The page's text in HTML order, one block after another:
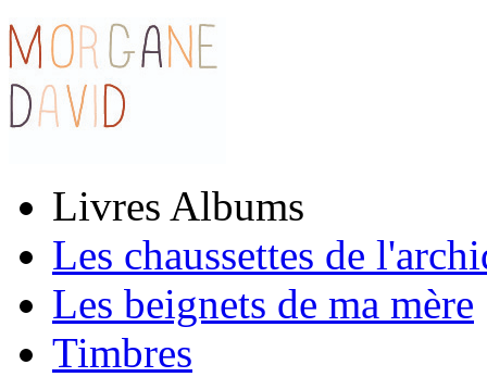
Livres Albums
Les chaussettes de
Les beignets de ma mère
Timbres